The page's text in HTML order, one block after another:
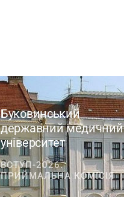
Буковинський
державний медичний
університет
ВСТУП-2026.
ПРИЙМАЛЬНА КОМІСІЯ